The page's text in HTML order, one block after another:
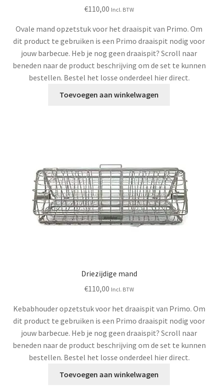
€110,00 Incl. BTW
Ovale mand opzetstuk voor het draaispit van Primo. Om
dit product te gebruiken is een Primo draaispit nodig voor
jouw barbecue. Heb je nog geen draaispit? Scroll naar
beneden naar de product beschrijving om de set te kunnen
bestellen. Bestel het losse onderdeel hier direct.
Toevoegen aan winkelwagen
Driezijdige mand
€110,00 Incl. BTW
Kebabhouder opzetstuk voor het draaispit van Primo. Om
dit product te gebruiken is een Primo draaispit nodig voor
jouw barbecue. Heb je nog geen draaispit? Scroll naar
beneden naar de product beschrijving om de set te kunnen
bestellen. Bestel het losse onderdeel hier direct.
Toevoegen aan winkelwagen